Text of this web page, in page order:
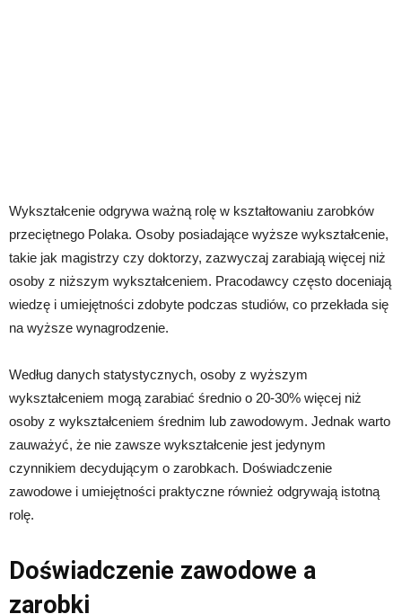
Wykształcenie odgrywa ważną rolę w kształtowaniu zarobków
przeciętnego Polaka. Osoby posiadające wyższe wykształcenie,
takie jak magistrzy czy doktorzy, zazwyczaj zarabiają więcej niż
osoby z niższym wykształceniem. Pracodawcy często doceniają
wiedzę i umiejętności zdobyte podczas studiów, co przekłada się
na wyższe wynagrodzenie.
Według danych statystycznych, osoby z wyższym
wykształceniem mogą zarabiać średnio o 20-30% więcej niż
osoby z wykształceniem średnim lub zawodowym. Jednak warto
zauważyć, że nie zawsze wykształcenie jest jedynym
czynnikiem decydującym o zarobkach. Doświadczenie
zawodowe i umiejętności praktyczne również odgrywają istotną
rolę.
Doświadczenie zawodowe a
zarobki